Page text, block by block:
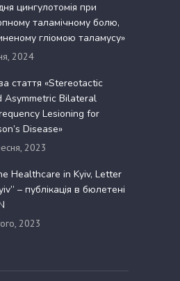
цингулотомія при
таламічному болю,
гліомою таламусу»
2024
стаття «Stereotactic
Asymmetric Bilateral
Lesioning for
Disease»
2023
Healthcare in Kyiv, Letter
– публікація в бюлетені
2023